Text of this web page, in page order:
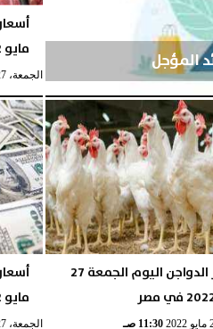
المؤجل
مايو 2022 في مصر
الجمعة، 27 مايو 2022
أسعار الدواجن اليوم الجمعة 27
11:30 صـ
مايو 2022 بالبنوك في مصر
الجمعة، 27 مايو 2022